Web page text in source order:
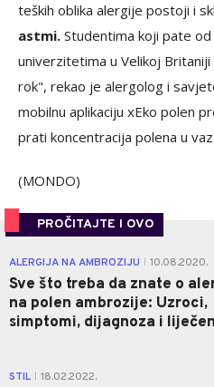
teških oblika alergije postoji i
astmi. Studentima koji pate
univerzitetima u Velikoj
rok", rekao je alergolog i
mobilnu aplikaciju xEko polen
prati koncentracija polena u
(MONDO)
PROČITAJTE I OVO
ALERGIJA NA AMBROZIJU 10.08.2020.
Sve što treba da znate o
na polen ambrozije: Uzroci,
simptomi, dijagnoza i
STIL 18.02.2022.